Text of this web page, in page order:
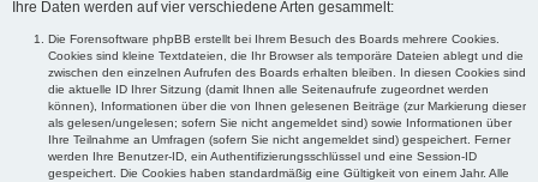
Ihre Daten werden auf vier verschiedene Arten gesammelt:
Die Forensoftware phpBB erstellt bei Ihrem Besuch des Boards mehrere Cookies.
Cookies sind kleine Textdateien, die Ihr Browser als temporäre Dateien ablegt und die
zwischen den einzelnen Aufrufen des Boards erhalten bleiben. In diesen Cookies sind
die aktuelle ID Ihrer Sitzung (damit Ihnen alle Seitenaufrufe zugeordnet werden
können), Informationen über die von Ihnen gelesenen Beiträge (zur Markierung dieser
als gelesen/ungelesen; sofern Sie nicht angemeldet sind) sowie Informationen über
Ihre Teilnahme an Umfragen (sofern Sie nicht angemeldet sind) gespeichert. Ferner
werden Ihre Benutzer-ID, ein Authentifizierungsschlüssel und eine Session-ID
gespeichert. Die Cookies haben standardmäßig eine Gültigkeit von einem Jahr. Alle